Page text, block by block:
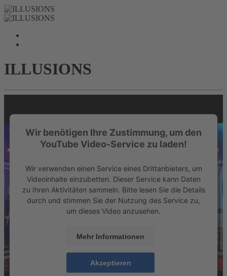
ILLUSIONS
Wir benötigen Ihre Zustimmung, um den
YouTube Video-Service zu laden!
Wir verwenden einen Service eines Drittanbieters, um
Videoinhalte einzubetten. Dieser Service kann Daten
zu Ihren Aktivitäten sammeln. Bitte lesen Sie die Details
durch und stimmen Sie der Nutzung des Service zu,
um dieses Video anzusehen.
Mehr Informationen
Akzeptieren